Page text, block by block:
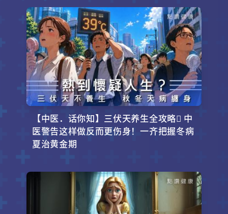
【中医．话你知】三伏天养生全攻略 中
医警告这样做反而更伤身！一齐把握冬病
夏治黄金期